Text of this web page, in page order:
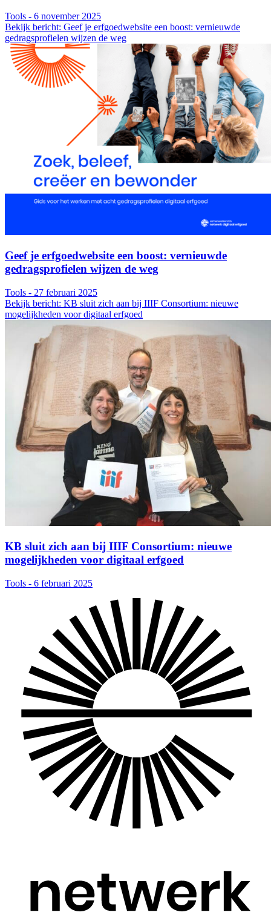
Tools - 6 november 2025
Bekijk bericht: Geef je erfgoedwebsite een boost: vernieuwde
gedragsprofielen wijzen de weg
Geef je erfgoedwebsite een boost: vernieuwde
gedragsprofielen wijzen de weg
Tools - 27 februari 2025
Bekijk bericht: KB sluit zich aan bij IIIF Consortium: nieuwe
mogelijkheden voor digitaal erfgoed
KB sluit zich aan bij IIIF Consortium: nieuwe
mogelijkheden voor digitaal erfgoed
Tools - 6 februari 2025